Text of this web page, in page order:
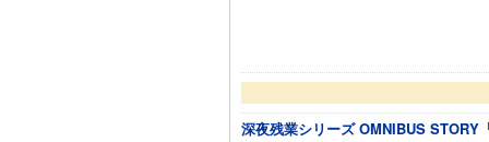
深夜残業シリーズ OMNIBUS